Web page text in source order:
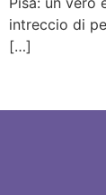
intreccio di
[…]